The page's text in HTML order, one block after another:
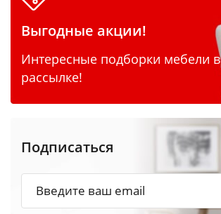
Выгодные акции!
Интересные подборки мебели в
рассылке!
Подписаться